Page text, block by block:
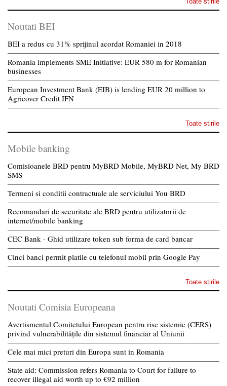
Noutati BEI
BEI a redus cu 31% sprijinul acordat Romaniei in 2018
Romania implements SME Initiative: EUR 580 m for Romanian
businesses
European Investment Bank (EIB) is lending EUR 20 million to
Agricover Credit IFN
Toate stirile
Mobile banking
Comisioanele BRD pentru MyBRD Mobile, MyBRD Net, My BRD
SMS
Termeni si conditii contractuale ale serviciului You BRD
Recomandari de securitate ale BRD pentru utilizatorii de
internet/mobile banking
CEC Bank - Ghid utilizare token sub forma de card bancar
Cinci banci permit platile cu telefonul mobil prin Google Pay
Toate stirile
Noutati Comisia Europeana
Avertismentul Comitetului European pentru risc sistemic (CERS)
privind vulnerabilitățile din sistemul financiar al Uniunii
Cele mai mici preturi din Europa sunt in Romania
State aid: Commission refers Romania to Court for failure to
recover illegal aid worth up to €92 million